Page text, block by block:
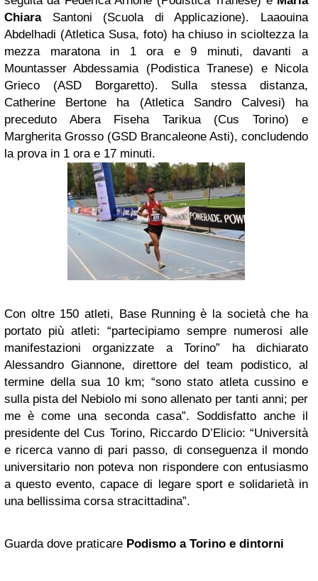
ChiaraSantoni (Scuola di Applicazione). Laaouina
Abdelhadi (Atletica Susa, foto) ha chiuso in scioltezza la
mezza maratona in 1 ora e 9 minuti, davanti a
Mountasser Abdessamia (Podistica Tranese) e Nicola
Grieco (ASD Borgaretto). Sulla stessa distanza,
Catherine Bertone ha (Atletica Sandro Calvesi) ha
preceduto Abera Fiseha Tarikua (Cus Torino) e
Margherita Grosso (GSD Brancaleone Asti), concludendo
la prova in 1 ora e 17 minuti.
Con oltre 150 atleti, Base Running è la società che ha
portato più atleti: “partecipiamo sempre numerosi alle
manifestazioni organizzate a Torino” ha dichiarato
Alessandro Giannone, direttore del team podistico, al
termine della sua 10 km; “sono stato atleta cussino e
sulla pista del Nebiolo mi sono allenato per tanti anni; per
me è come una seconda casa”. Soddisfatto anche il
presidente del Cus Torino, Riccardo D’Elicio: “Università
e ricerca vanno di pari passo, di conseguenza il mondo
universitario non poteva non rispondere con entusiasmo
a questo evento, capace di legare sport e solidarietà in
una bellissima corsa stracittadina”.
Guarda dove praticare Podismo a Torino e dintorni